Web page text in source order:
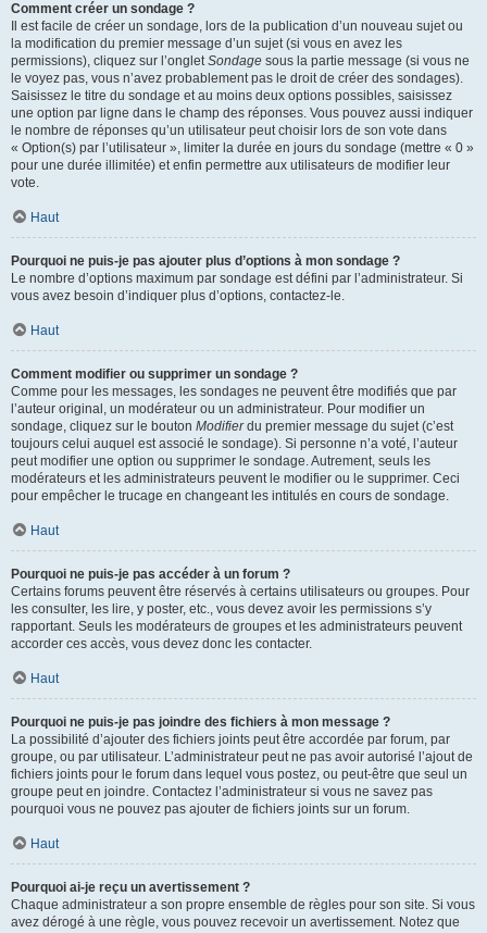
Comment créer un sondage ?
Il est facile de créer un sondage, lors de la publication d’un nouveau sujet ou
la modification du premier message d’un sujet (si vous en avez les
permissions), cliquez sur l’ongletSondage sous la partie message (si vous ne
le voyez pas, vous n’avez probablement pas le droit de créer des sondages).
Saisissez le titre du sondage et au moins deux options possibles, saisissez
une option par ligne dans le champ des réponses. Vous pouvez aussi indiquer
le nombre de réponses qu’un utilisateur peut choisir lors de son vote dans
« Option(s) par l’utilisateur », limiter la durée en jours du sondage (mettre « 0 »
pour une durée illimitée) et enfin permettre aux utilisateurs de modifier leur
vote.
Haut
Pourquoi ne puis-je pas ajouter plus d’options à mon sondage ?
Le nombre d’options maximum par sondage est défini par l’administrateur. Si
vous avez besoin d’indiquer plus d’options, contactez-le.
Haut
Comment modifier ou supprimer un sondage ?
Comme pour les messages, les sondages ne peuvent être modifiés que par
l’auteur original, un modérateur ou un administrateur. Pour modifier un
sondage, cliquez sur le bouton Modifierdu premier message du sujet (c’est
toujours celui auquel est associé le sondage). Si personne n’a voté, l’auteur
peut modifier une option ou supprimer le sondage. Autrement, seuls les
modérateurs et les administrateurs peuvent le modifier ou le supprimer. Ceci
pour empêcher le trucage en changeant les intitulés en cours de sondage.
Haut
Pourquoi ne puis-je pas accéder à un forum ?
Certains forums peuvent être réservés à certains utilisateurs ou groupes. Pour
les consulter, les lire, y poster, etc., vous devez avoir les permissions s’y
rapportant. Seuls les modérateurs de groupes et les administrateurs peuvent
accorder ces accès, vous devez donc les contacter.
Haut
Pourquoi ne puis-je pas joindre des fichiers à mon message ?
La possibilité d’ajouter des fichiers joints peut être accordée par forum, par
groupe, ou par utilisateur. L’administrateur peut ne pas avoir autorisé l’ajout de
fichiers joints pour le forum dans lequel vous postez, ou peut-être que seul un
groupe peut en joindre. Contactez l’administrateur si vous ne savez pas
pourquoi vous ne pouvez pas ajouter de fichiers joints sur un forum.
Haut
Pourquoi ai-je reçu un avertissement ?
Chaque administrateur a son propre ensemble de règles pour son site. Si vous
avez dérogé à une règle, vous pouvez recevoir un avertissement. Notez que